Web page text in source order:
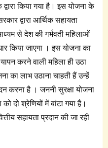
किया गया है। इस योजना के
द्वारा आर्थिक सहायता
से देश की गर्भवती महिलाओं
किया जाएगा । इस योजना का
करने वाली महिला ही उठा
का लाभ उठाना चाहती हैं उन्हें
करना है । जननी सुरक्षा योजना
को दो श्रेणियों में बांटा गया है।
सहायता प्रदान की जा रही